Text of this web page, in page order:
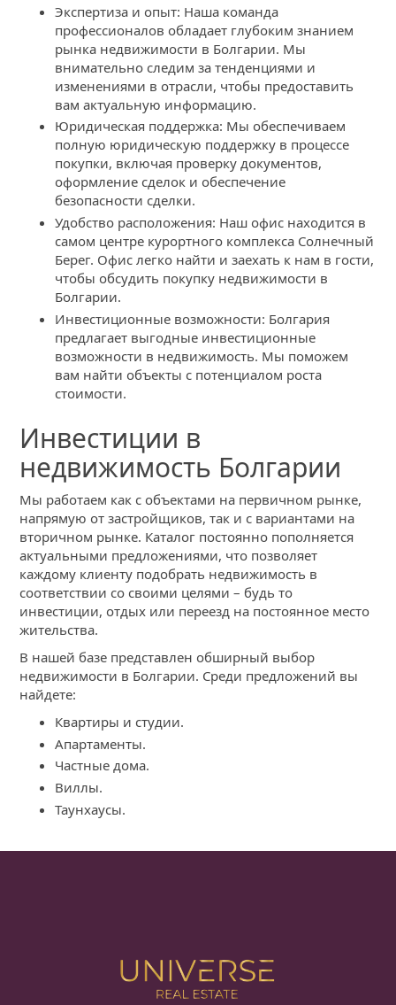
Экспертиза и опыт: Наша команда
профессионалов обладает глубоким знанием
рынка недвижимости в Болгарии. Мы
внимательно следим за тенденциями и
изменениями в отрасли, чтобы предоставить
вам актуальную информацию.
Юридическая поддержка: Мы обеспечиваем
полную юридическую поддержку в процессе
покупки, включая проверку документов,
оформление сделок и обеспечение
безопасности сделки.
Удобство расположения: Наш офис находится в
самом центре курортного комплекса Солнечный
Берег. Офис легко найти и заехать к нам в гости,
чтобы обсудить покупку недвижимости в
Болгарии.
Инвестиционные возможности: Болгария
предлагает выгодные инвестиционные
возможности в недвижимость. Мы поможем
вам найти объекты с потенциалом роста
стоимости.
Инвестиции в
недвижимость Болгарии
Мы работаем как с объектами на первичном рынке,
напрямую от застройщиков, так и с вариантами на
вторичном рынке. Каталог постоянно пополняется
актуальными предложениями, что позволяет
каждому клиенту подобрать недвижимость в
соответствии со своими целями – будь то
инвестиции, отдых или переезд на постоянное место
жительства.
В нашей базе представлен обширный выбор
недвижимости в Болгарии. Среди предложений вы
найдете:
Квартиры и студии.
Апартаменты.
Частные дома.
Виллы.
Таунхаусы.